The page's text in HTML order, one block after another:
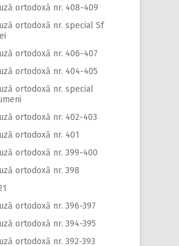
ortodoxă nr. 408-409
ortodoxă nr. special Sf
ortodoxă nr. 406-407
ortodoxă nr. 404-405
ortodoxă nr. special
ortodoxă nr. 402-403
ortodoxă nr. 401
ortodoxă nr. 399-400
ortodoxă nr. 398
ortodoxă nr. 396-397
ortodoxă nr. 394-395
ortodoxă nr. 392-393